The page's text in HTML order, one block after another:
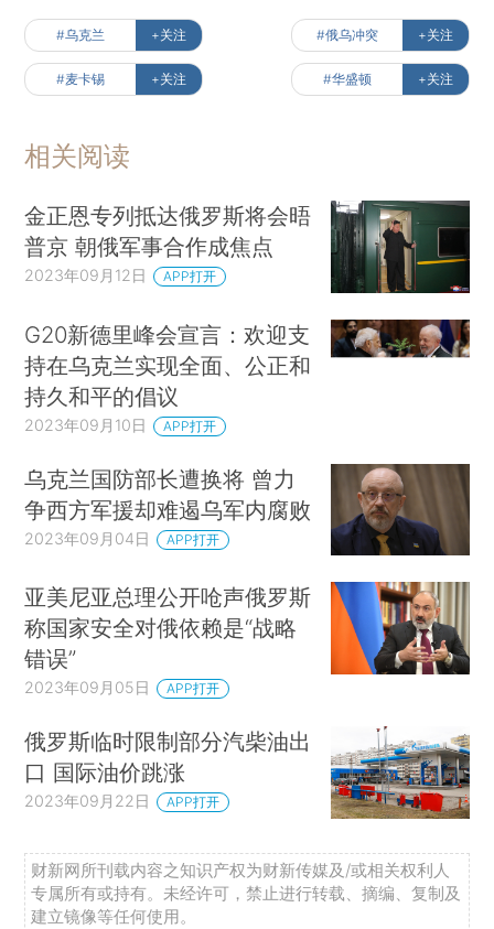
#乌克兰 +关注 #俄乌冲突 +关注
#麦卡锡 +关注 #华盛顿 +关注
相关阅读
金正恩专列抵达俄罗斯将会晤
普京 朝俄军事合作成焦点
2023年09月12日 APP打开
G20新德里峰会宣言：欢迎支
持在乌克兰实现全面、公正和
持久和平的倡议
2023年09月10日 APP打开
乌克兰国防部长遭换将 曾力
争西方军援却难遏乌军内腐败
2023年09月04日 APP打开
亚美尼亚总理公开呛声俄罗斯
称国家安全对俄依赖是“战略
错误”
2023年09月05日 APP打开
俄罗斯临时限制部分汽柴油出
口 国际油价跳涨
2023年09月22日 APP打开
财新网所刊载内容之知识产权为财新传媒及/或相关权利人
专属所有或持有。未经许可，禁止进行转载、摘编、复制及
建立镜像等任何使用。